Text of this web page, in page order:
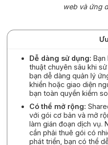
web và ứng
Dễ dàng sử dụng: Bạn
thuật chuyên sâu khi
bạn dễ dàng quản lý
khiển hoặc giao diện
bạn toàn quyền kiểm
Có thể mở rộng:
với gói cơ bản và mở
làm gián đoạn dịch vụ.
cần phải thuê gói có
phát triển, bạn có thể